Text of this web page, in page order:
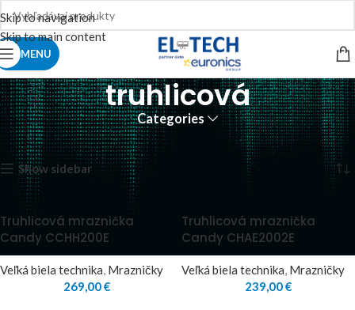
Skip to navigation
Skip to main content
MENU
truhlicová
Categories
Domov Produkty so značkou “truhlicová” Zobrazuje sa 5 výsledkov
Show sidebar
Truhlicová mraznička
Candy CCHH200E
Veľká biela technika, Mrazničky
269,00€
Truhlicová mraznička
Candy CHAE2002E
Veľká biela technika, Mrazničky
239,00€